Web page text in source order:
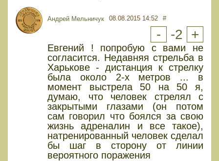
Андрей Мельничук 08.08.2015 14:52 #
- -2 +
Евгений ! попробую с вами не
согласится. Недавняя стрельба в
Харькове - дистанция к стрелку
была около 2-х метров ... в
момент выстрела 50 на 50 я,
думаю, что человек стрелял с
закрытыми глазами (он потом
сам говорил что боялся за свою
жизнь адреналин и все такое),
натренированный человек сделал
бы шаг в сторону от линии
вероятного поражения